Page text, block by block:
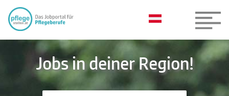
Jobs in deiner Region!